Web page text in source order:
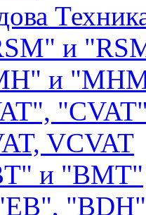
и
и
VCVAT
и "BMT"
"BDH"